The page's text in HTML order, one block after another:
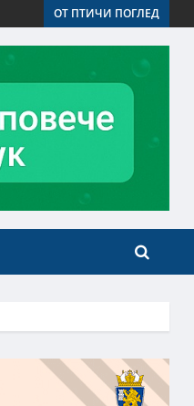
ОТ ПТИЧИ ПОГЛЕД